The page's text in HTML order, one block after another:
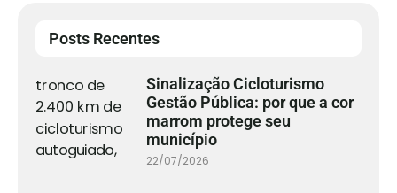
Posts Recentes
Sinalização Cicloturismo
Gestão Pública: por que a cor
marrom protege seu
município
22/07/2026